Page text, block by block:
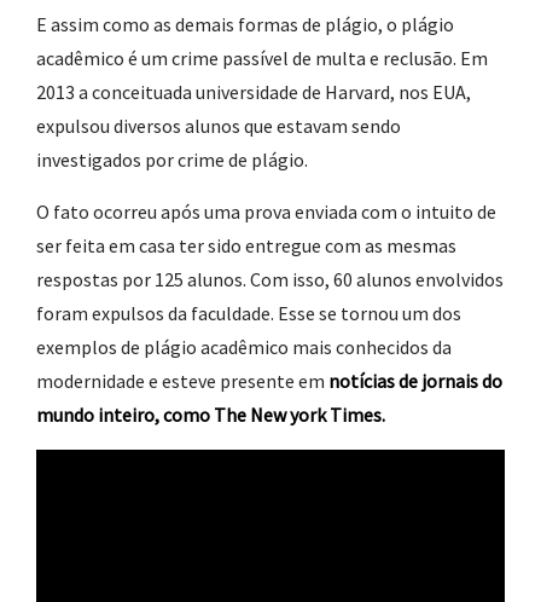
E assim como as demais formas de plágio, o plágio
acadêmico é um crime passível de multa e reclusão. Em
2013 a conceituada universidade de Harvard, nos EUA,
expulsou diversos alunos que estavam sendo
investigados por crime de plágio.
O fato ocorreu após uma prova enviada com o intuito de
ser feita em casa ter sido entregue com as mesmas
respostas por 125 alunos. Com isso, 60 alunos envolvidos
foram expulsos da faculdade. Esse se tornou um dos
exemplos de plágio acadêmico mais conhecidos da
modernidade e esteve presente em notícias de jornais do
mundo inteiro, como The New york Times.